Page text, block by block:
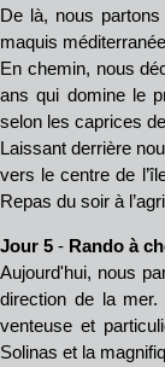
De là, nous
maquis
En chemin, nous
ans qui domine le
selon les caprices
Laissant derrière
vers le centre de
Repas du soir à
Jour 5 - Rando à
Aujourd'hui, nous
direction de la
venteuse et
Solinas et la